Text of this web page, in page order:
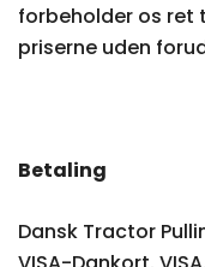
forbeholder os
priserne uden
Betaling
Dansk Tractor